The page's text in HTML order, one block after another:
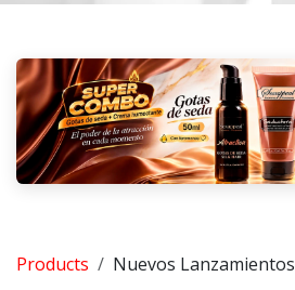
Products Nuevos Lanzamientos